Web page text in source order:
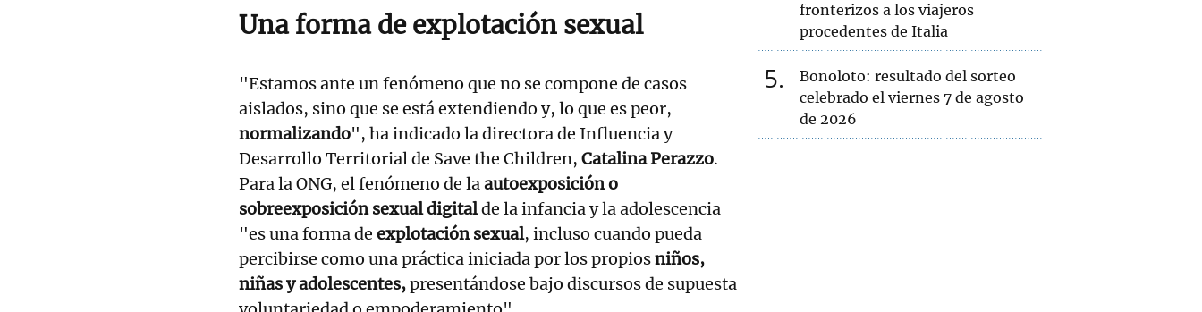
Una forma de explotación sexual
"Estamos ante un fenómeno que no se compone de casos
aislados, sino que se está extendiendo y, lo que es peor,
normalizando", ha indicado la directora de Influencia y
Desarrollo Territorial de Save the Children, Catalina Perazzo.
Para la ONG, el fenómeno de laautoexposición o
sobreexposición sexual digitalde la infancia y la adolescencia
"es una forma de explotación sexual, incluso cuando pueda
percibirse como una práctica iniciada por los propiosniños,
niñas y adolescentes,presentándose bajo discursos de supuesta
fronterizos a los viajeros
procedentes de Italia
5
Bonoloto: resultado del sorteo
celebrado el viernes 7 de agosto
de 2026